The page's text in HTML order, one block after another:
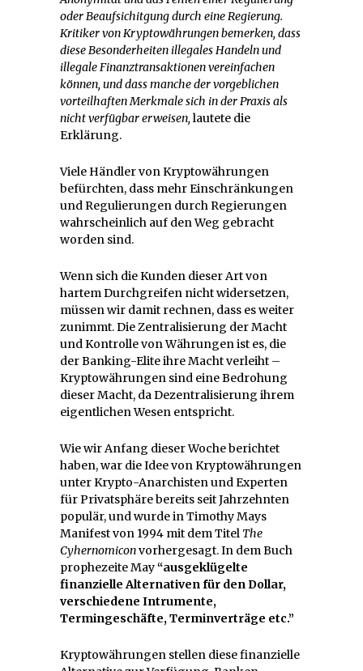
oder Beaufsichitgung durch eine Regierung.
Kritiker von Kryptowährungen bemerken, dass
diese Besonderheiten illegales Handeln und
illegale Finanztransaktionen vereinfachen
können, und dass manche der vorgeblichen
vorteilhaften Merkmale sich in der Praxis als
nicht verfügbar erweisen,lautete die
Erklärung.
Viele Händler von Kryptowährungen
befürchten, dass mehr Einschränkungen
und Regulierungen durch Regierungen
wahrscheinlich auf den Weg gebracht
worden sind.
Wenn sich die Kunden dieser Art von
hartem Durchgreifen nicht widersetzen,
müssen wir damit rechnen, dass es weiter
zunimmt. Die Zentralisierung der Macht
und Kontrolle von Währungen ist es, die
der Banking-Elite ihre Macht verleiht –
Kryptowährungen sind eine Bedrohung
dieser Macht, da Dezentralisierung ihrem
eigentlichen Wesen entspricht.
Wie wir Anfang dieser Woche berichtet
haben, war die Idee von Kryptowährungen
unter Krypto-Anarchisten und Experten
für Privatsphäre bereits seit Jahrzehnten
populär, und wurde in Timothy Mays
Manifest von 1994 mit dem Titel The
Cyhernomiconvorhergesagt. In dem Buch
prophezeite May“ausgeklügelte
finanzielle Alternativen für den Dollar,
verschiedene Intrumente,
Termingeschäfte, Terminverträge etc.”
Kryptowährungen stellen diese finanzielle